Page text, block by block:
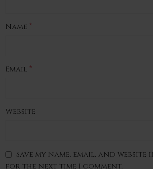
Name *
Email *
Website
Save my name, email, and
for the next time I comment.